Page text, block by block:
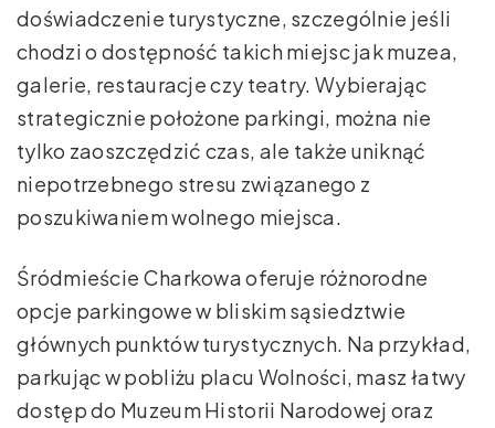
doświadczenie turystyczne, szczególnie jeśli
chodzi o dostępność takich miejsc jak muzea,
galerie, restauracje czy teatry. Wybierając
strategicznie położone parkingi, można nie
tylko zaoszczędzić czas, ale także uniknąć
niepotrzebnego stresu związanego z
poszukiwaniem wolnego miejsca.
Śródmieście Charkowa oferuje różnorodne
opcje parkingowe w bliskim sąsiedztwie
głównych punktów turystycznych. Na przykład,
parkując w pobliżu placu Wolności, masz łatwy
dostęp do Muzeum Historii Narodowej oraz